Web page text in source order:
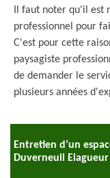
Il faut noter qu'il est
professionnel pour
C'est pour cette
paysagiste
de demander le
plusieurs années
Entretien d’un
Duverneuil Elagueur